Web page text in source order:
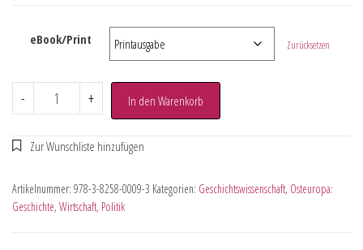
eBook/Print Zurücksetzen
- + In den Warenkorb
Artikelnummer: 978-3-8258-0009-3 Kategorien: Geschichtswissenschaft, Osteuropa:
Geschichte, Wirtschaft, Politik